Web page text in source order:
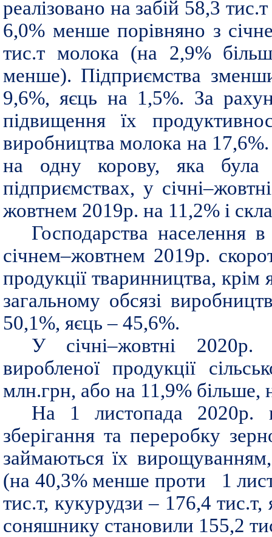
реалізовано на забій 58,3
6,0% менше порівняно з
тис.т молока (на 2,9%
менше). Підприємства
9,6%, яєць на 1,5%. За
підвищення їх
виробництва молока на
на одну корову, яка
підприємствах, у
жовтнем 2019р. на 11,2% і
Господарства населення
січнем–жовтнем 2019р.
продукції тваринництва, крім
загальному обсязі
50,1%, яєць – 45,6%.
У січні–жовтні 2020р.
виробленої продукції
млн.грн, або на 11,9% більше,
На 1 листопада 2020р.
зберігання та переробку
займаються їх
(на 40,3% менше проти 1
тис.т, кукурудзи – 176,4
соняшнику становили 155,2